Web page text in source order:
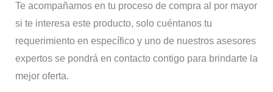
Te acompañamos en tu proceso de compra al por mayor
si te interesa este producto, solo cuéntanos tu
requerimiento en específico y uno de nuestros asesores
expertos se pondrá en contacto contigo para brindarte la
mejor oferta.